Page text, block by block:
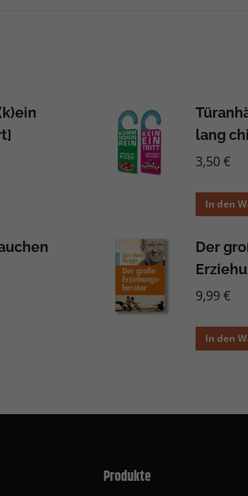
lang
3,50€
In den
Der
9,99€
In den
Produkte